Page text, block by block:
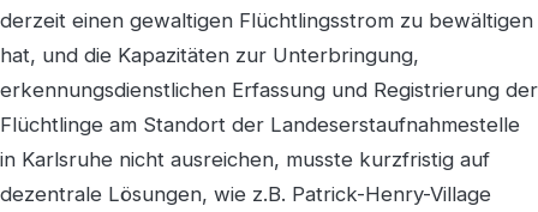
derzeit einen gewaltigen Flüchtlingsstrom zu bewältigen
hat, und die Kapazitäten zur Unterbringung,
erkennungsdienstlichen Erfassung und Registrierung der
Flüchtlinge am Standort der Landeserstaufnahmestelle
in Karlsruhe nicht ausreichen, musste kurzfristig auf
dezentrale Lösungen, wie z.B. Patrick-Henry-Village